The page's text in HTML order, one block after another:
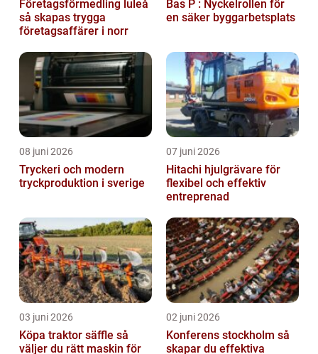
Företagsförmedling luleå
så skapas trygga
företagsaffärer i norr
Bas P : Nyckelrollen för
en säker byggarbetsplats
08 juni 2026
Tryckeri och modern
tryckproduktion i sverige
07 juni 2026
Hitachi hjulgrävare för
flexibel och effektiv
entreprenad
03 juni 2026
Köpa traktor säffle så
väljer du rätt maskin för
02 juni 2026
Konferens stockholm så
skapar du effektiva